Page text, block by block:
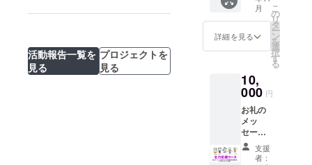
ました！
力添えよろしく
活動報告一覧を
見る
プロジェクトを
見る
いただ
きます
※お礼の
動画内
人のお
名前を
お呼び
するこ
とはで
きかね
ます。
動画の
月
詳細を見る
こ
の
リ
タ
ー
ン
を
選
択
す
る
10,
000 円
お礼の
メッ
セー
ジ・出
演者か
支援
者：